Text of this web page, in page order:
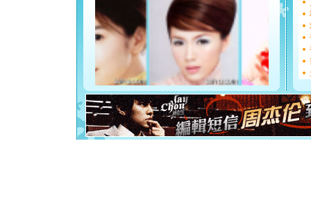
[圣诞节]
如意,快
[元旦]
看
断电。
你是我
[元旦]
如
起；二
离。水晶
[元旦]当
泣，这痛
卖了。水
[春节]风